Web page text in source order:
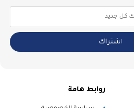
اشتراك
روابط هامة